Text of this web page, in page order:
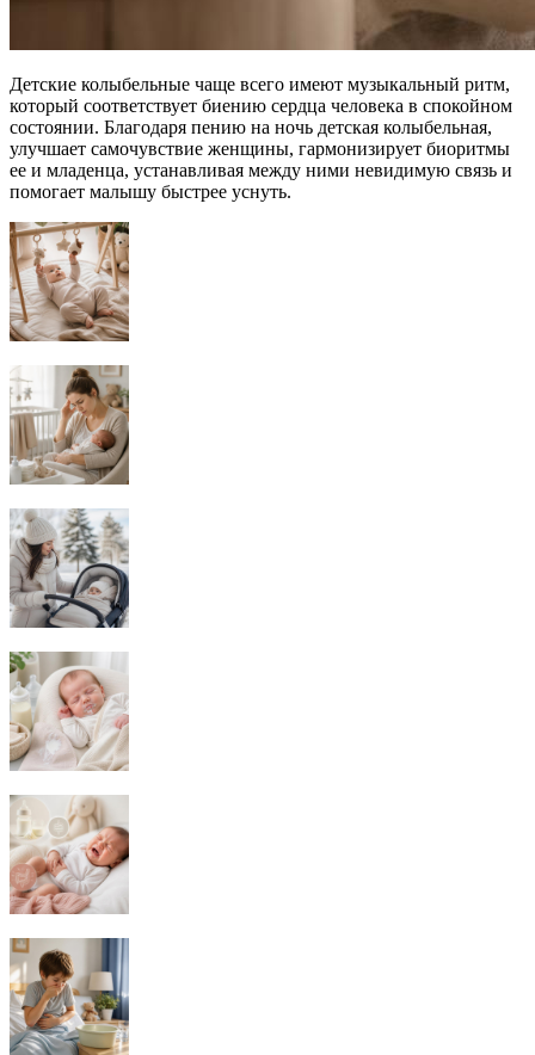
Детские колыбельные чаще всего имеют музыкальный ритм,
который соответствует биению сердца человека в спокойном
состоянии. Благодаря пению на ночь детская колыбельная,
улучшает самочувствие женщины, гармонизирует биоритмы
ее и младенца, устанавливая между ними невидимую связь и
помогает малышу быстрее уснуть.